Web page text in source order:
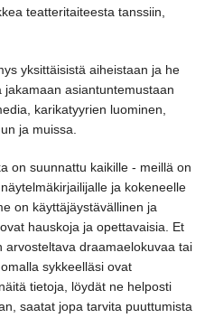
teatteritaiteesta tanssiin,
yksittäisistä aiheistaan ja he
asiantuntemustaan
karikatyyrien luominen,
ja muissa.
on suunnattu kaikille - meillä on
ja kokeneelle
on käyttäjäystävällinen ja
hauskoja ja opettavaisia. Et
arvosteltava draamaelokuvaa tai
sykkeelläsi ovat
tietoja, löydät ne helposti
saatat jopa tarvita puuttumista